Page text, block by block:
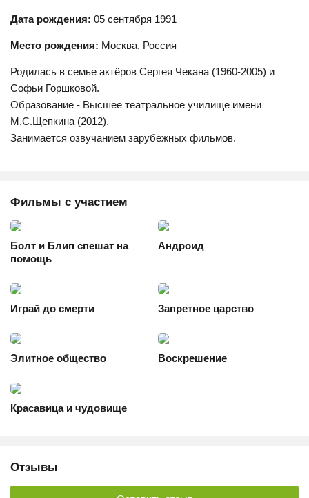
Дата рождения: 05 сентября 1991
Место рождения: Москва, Россия
Родилась в семье актёров Сергея Чекана (1960-2005) и
Софьи Горшковой.
Образование - Высшее театральное училище имени
М.С.Щепкина (2012).
Занимается озвучанием зарубежных фильмов.
Фильмы с участием
Болт и Блип спешат на
помощь
Андроид
Играй до смерти Запретное царство
Элитное общество Воскрешение
Красавица и чудовище
Отзывы